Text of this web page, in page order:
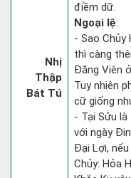
Nhị
Thập
Bát Tú
điềm dữ.
Ngoại lệ:
- Sao Chủy
thì càng
Đăng Viên
Tuy nhiên
cữ giống
- Tại Sửu
với ngày
Đại Lợi,
Chủy: Hỏa